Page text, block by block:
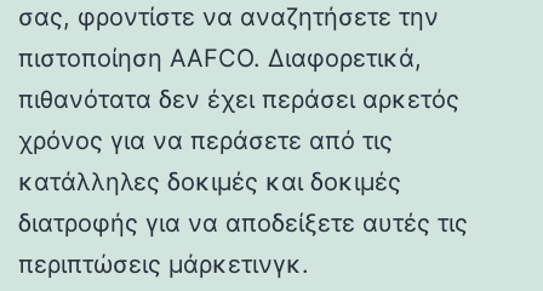
σας, φροντίστε να αναζητήσετε την
πιστοποίηση AAFCO. Διαφορετικά,
πιθανότατα δεν έχει περάσει αρκετός
χρόνος για να περάσετε από τις
κατάλληλες δοκιμές και δοκιμές
διατροφής για να αποδείξετε αυτές τις
περιπτώσεις μάρκετινγκ.